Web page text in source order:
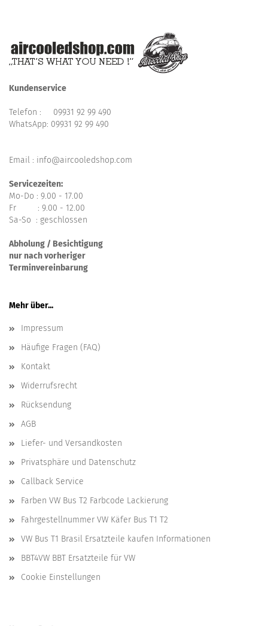
Kundenservice
Telefon : 09931 92 99 490
WhatsApp: 09931 92 99 490
Email : info@aircooledshop.com
Servicezeiten:
Mo-Do : 9.00 - 17.00
Fr : 9.00 - 12.00
Sa-So : geschlossen
Abholung / Besichtigung
nur nach vorheriger
Terminvereinbarung
Mehr über...
Impressum
Häufige Fragen (FAQ)
Kontakt
Widerrufsrecht
Rücksendung
AGB
Liefer- und Versandkosten
Privatsphäre und Datenschutz
Callback Service
Farben VW Bus T2 Farbcode Lackierung
Fahrgestellnummer VW Käfer Bus T1 T2
VW Bus T1 Brasil Ersatzteile kaufen Informationen
BBT4VW BBT Ersatzteile für VW
Cookie Einstellungen